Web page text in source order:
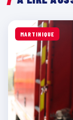
MARTINIQUE